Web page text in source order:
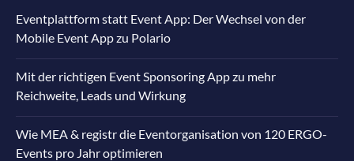
Eventplattform statt Event App: Der Wechsel von der
Mobile Event App zu Polario
Mit der richtigen Event Sponsoring App zu mehr
Reichweite, Leads und Wirkung
Wie MEA & registr die Eventorganisation von 120 ERGO-
Events pro Jahr optimieren